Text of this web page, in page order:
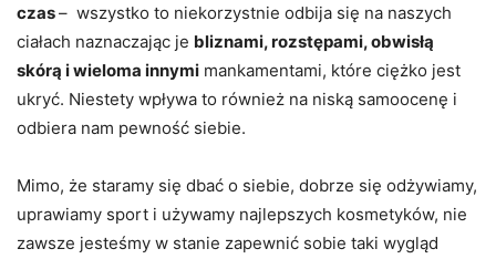
czas– wszystko to niekorzystnie odbija się na naszych
ciałach naznaczając je bliznami, rozstępami, obwisłą
skórą i wieloma innymi mankamentami, które ciężko jest
ukryć. Niestety wpływa to również na niską samoocenę i
odbiera nam pewność siebie.
Mimo, że staramy się dbać o siebie, dobrze się odżywiamy,
uprawiamy sport i używamy najlepszych kosmetyków, nie
zawsze jesteśmy w stanie zapewnić sobie taki wygląd